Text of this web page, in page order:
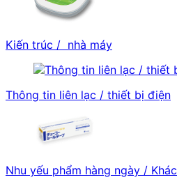
Kiến trúc / nhà máy
Thông tin liên lạc / thiết bị điện
Nhu yếu phẩm hàng ngày / Khác